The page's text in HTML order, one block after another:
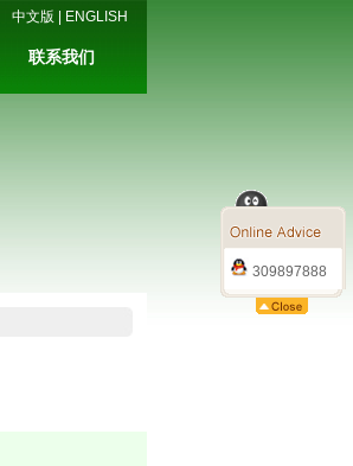
309897888
中文版 ENGLISH
联系我们